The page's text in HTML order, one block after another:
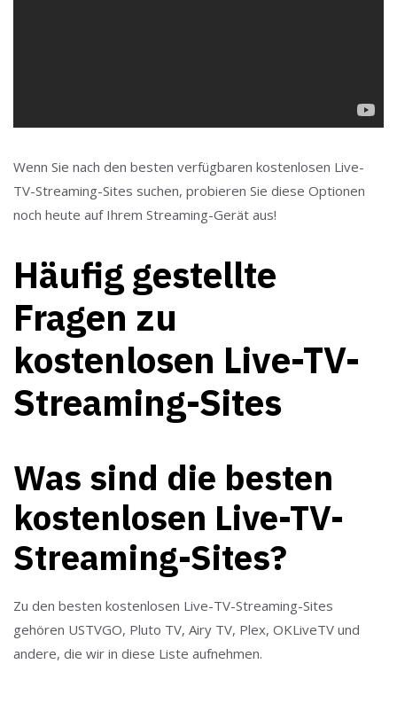
Wenn Sie nach den besten verfügbaren kostenlosen Live-
TV-Streaming-Sites suchen, probieren Sie diese Optionen
noch heute auf Ihrem Streaming-Gerät aus!
Häufig gestellte
Fragen zu
kostenlosen Live-TV-
Streaming-Sites
Was sind die besten
kostenlosen Live-TV-
Streaming-Sites?
Zu den besten kostenlosen Live-TV-Streaming-Sites
gehören USTVGO, Pluto TV, Airy TV, Plex, OKLiveTV und
andere, die wir in diese Liste aufnehmen.